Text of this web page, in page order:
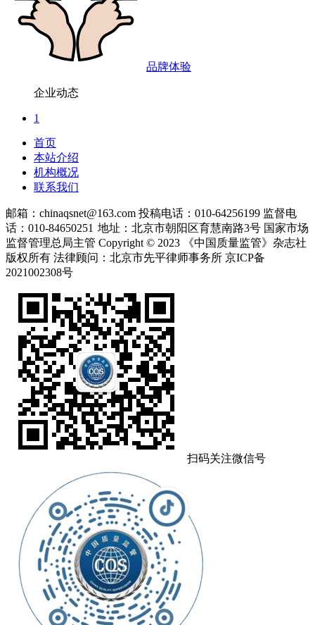
品牌体验
企业动态
1
首页
本站介绍
机构概况
联系我们
邮箱：chinaqsnet@163.com 投稿电话：010-64256199 监督电
话：010-84650251 地址：北京市朝阳区育慧南路3号 国家市场
监督管理总局主管 Copyright © 2023 《中国质量监管》杂志社
版权所有 法律顾问：北京市先平律师事务所 京ICP备
2021002308号
扫码关注微信号